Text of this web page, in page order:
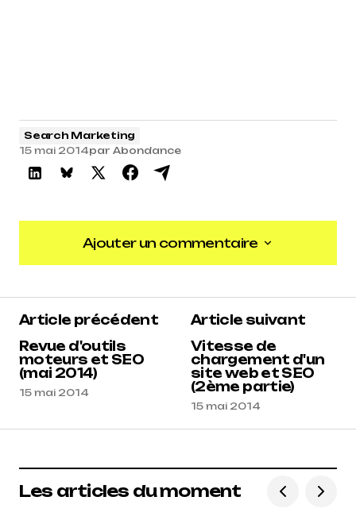
Search Marketing
15 mai 2014par Abondance
Ajouter un commentaire
Ajouter un commentaire
Article précédent
Revue d'outils
moteurs et SEO
(mai 2014)
15 mai 2014
Article suivant
Vitesse de
chargement d'un
site web et SEO
(2ème partie)
15 mai 2014
Les articles du moment